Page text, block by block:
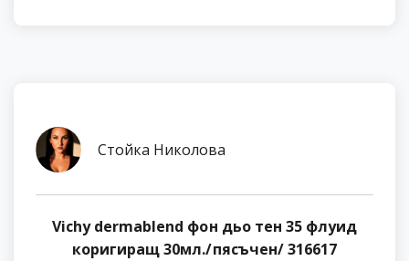
Стойка Николова
Vichy dermablend фон дьо тен 35 флуид
коригиращ 30мл./пясъчен/ 316617